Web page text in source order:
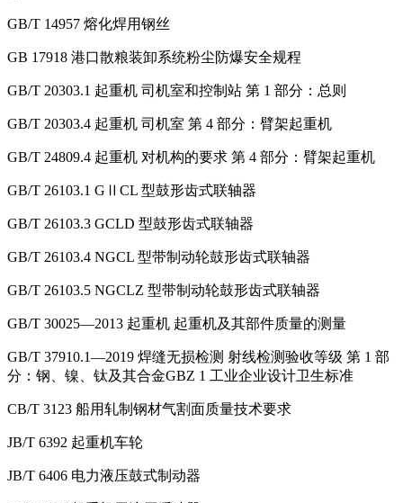
GB/T 14957 熔化焊用钢丝
GB 17918 港口散粮装卸系统粉尘防爆安全规程
GB/T 20303.1 起重机 司机室和控制站 第 1 部分：总则
GB/T 20303.4 起重机 司机室 第 4 部分：臂架起重机
GB/T 24809.4 起重机 对机构的要求 第 4 部分：臂架起重机
GB/T 26103.1 GⅡCL 型鼓形齿式联轴器
GB/T 26103.3 GCLD 型鼓形齿式联轴器
GB/T 26103.4 NGCL 型带制动轮鼓形齿式联轴器
GB/T 26103.5 NGCLZ 型带制动轮鼓形齿式联轴器
GB/T 30025—2013 起重机 起重机及其部件质量的测量
GB/T 37910.1—2019 焊缝无损检测 射线检测验收等级 第 1 部
分：钢、镍、钛及其合金GBZ 1 工业企业设计卫生标准
CB/T 3123 船用轧制钢材气割面质量技术要求
JB/T 6392 起重机车轮
JB/T 6406 电力液压鼓式制动器